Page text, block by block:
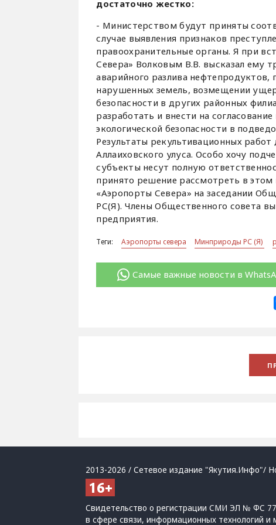
достаточно жестко:
- Министерством будут приняты
случае выявления признаков
правоохранительные органы. Я при
Севера» Волковым В.В. высказал ему
аварийного разлива нефтепродуктов,
нарушенных земель, возмещении
безопасности в других районных
разработать и внести на
экологической безопасности в
Результаты рекультивационных
Аллаиховского улуса. Особо хочу
субъекты несут полную
принято решение рассмотреть в
«Аэропорты Севера» на заседании
РС(Я). Члены Общественного совета
предприятия.
Теги: Аэропорты севера Минприроды РС (Я)
Самые важные новости в
2013-2026 / Сетевое издание "Якутия.Инфо"/
Свидетельство о регистрации СМИ ЭЛ № ФС
в сфере связи, информационных технологий